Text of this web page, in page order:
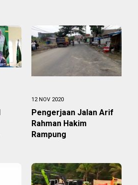
12 NOV 2020
Pengerjaan Jalan Arif
Rahman Hakim
Rampung